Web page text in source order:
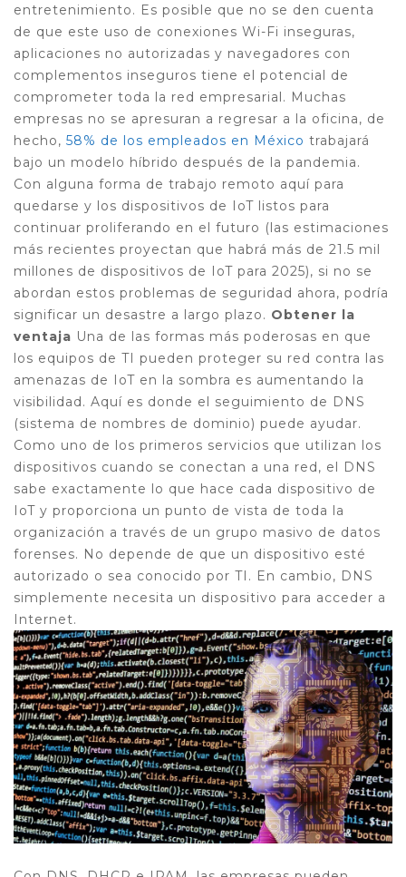
entretenimiento. Es posible que no se den cuenta
de que este uso de conexiones Wi-Fi inseguras,
aplicaciones no autorizadas y navegadores con
complementos inseguros tiene el potencial de
comprometer toda la red empresarial. Muchas
empresas no se apresuran a regresar a la oficina, de
hecho, 58% de los empleados en México trabajará
bajo un modelo híbrido después de la pandemia.
Con alguna forma de trabajo remoto aquí para
quedarse y los dispositivos de IoT listos para
continuar proliferando en el futuro (las estimaciones
más recientes proyectan que habrá más de 21.5 mil
millones de dispositivos de IoT para 2025), si no se
abordan estos problemas de seguridad ahora, podría
significar un desastre a largo plazo. Obtener la
ventaja Una de las formas más poderosas en que
los equipos de TI pueden proteger su red contra las
amenazas de IoT en la sombra es aumentando la
visibilidad. Aquí es donde el seguimiento de DNS
(sistema de nombres de dominio) puede ayudar.
Como uno de los primeros servicios que utilizan los
dispositivos cuando se conectan a una red, el DNS
sabe exactamente lo que hace cada dispositivo de
IoT y proporciona un punto de vista de toda la
organización a través de un grupo masivo de datos
forenses. No depende de que un dispositivo esté
autorizado o sea conocido por TI. En cambio, DNS
simplemente necesita un dispositivo para acceder a
Internet.